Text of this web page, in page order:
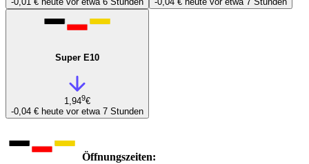
Super E10
1,949€
-0,04 € heute vor etwa 7 Stunden
Öffnungszeiten: